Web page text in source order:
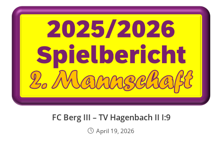
FC Berg III – TV Hagenbach II I:9
April 19, 2026